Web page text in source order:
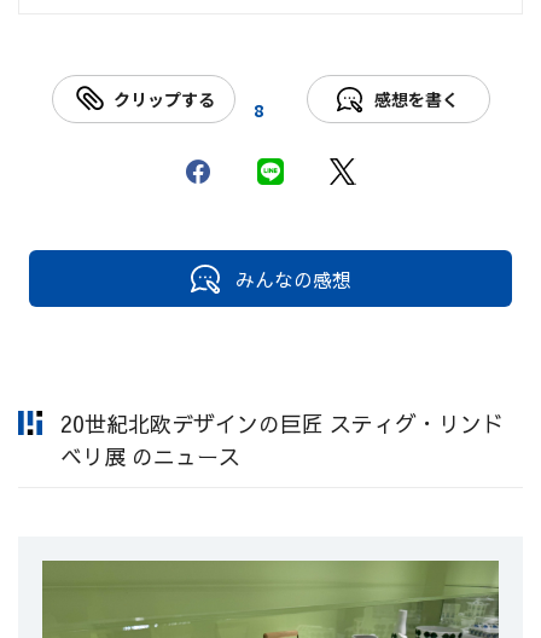
クリップする 8 感想を書く
みんなの感想
20世紀北欧デザインの巨匠 スティグ・リンド
ベリ展 のニュース